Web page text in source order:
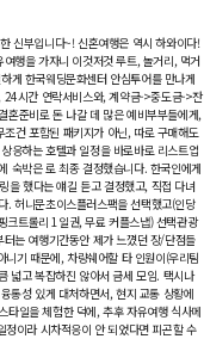
신부입니다~! 신혼여행은 역시 하와이다!
행을 가자니 이것저것 루트, 놀거리, 먹거
게 한국웨딩문화센터 안심투어를 만나게
시간 연락서비스와, 계약금->중도금->잔
혼준비로 돈 나갈 데 많은 예비부부들에게,
건 포함된 패키지가 아닌, 따로 구매해도
응하는 호텔과 일정을 바로바로 리스트업
숙박은 로 최종 결정했습니다. 한국인에게
을 했다는 얘길 듣고 결정했고, 직접 다녀
. 허니문초이스플러스팩을 선택했고(인당
크트롤리 1일권, 무료 커플스냅) 선택관광
는 여행기간동안 제가 느꼈던 장/단점들
기 때문에, 차량쉐어할 타 인원이(우리팀
넓고 복잡하진 않아서 금세 모임. 택시나
통성 있게 대처하면서, 현지 교통 상황에
타일을 체험한 덕에, 추후 자유여행 식사메
이라 시차적응이 안 되었다면 피곤할 수